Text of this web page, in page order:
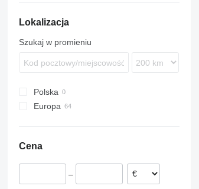
TGX
Axor
MB
Sprinter
FMX
Lokalizacja
Szukaj w promieniu
Polska
Europa
Portugalia
Estonia
Cena
–